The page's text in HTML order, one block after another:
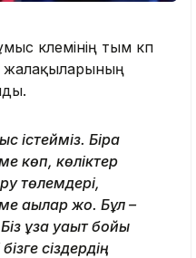
көлемінің тым көп
жалақыларының
істейміз. Бірақ
көп, көліктер
төлемдері,
ақылар жоқ. Бұл –
ұзақ уақыт бойы
сіздердің